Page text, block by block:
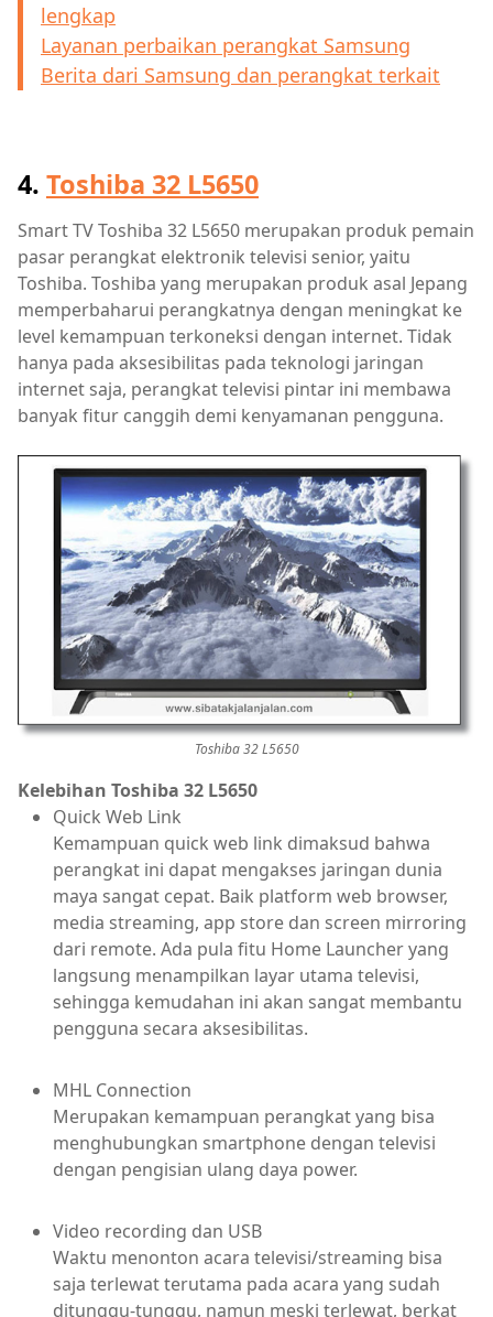
lengkap
Layanan perbaikan perangkat Samsung
Berita dari Samsung dan perangkat terkait
4. Toshiba 32 L5650
Smart TV Toshiba 32 L5650 merupakan produk pemain
pasar perangkat elektronik televisi senior, yaitu
Toshiba. Toshiba yang merupakan produk asal Jepang
memperbaharui perangkatnya dengan meningkat ke
level kemampuan terkoneksi dengan internet. Tidak
hanya pada aksesibilitas pada teknologi jaringan
internet saja, perangkat televisi pintar ini membawa
banyak fitur canggih demi kenyamanan pengguna.
Toshiba 32 L5650
Kelebihan Toshiba 32 L5650
Quick Web Link
Kemampuan quick web link dimaksud bahwa
perangkat ini dapat mengakses jaringan dunia
maya sangat cepat. Baik platform web browser,
media streaming, app store dan screen mirroring
dari remote. Ada pula fitu Home Launcher yang
langsung menampilkan layar utama televisi,
sehingga kemudahan ini akan sangat membantu
pengguna secara aksesibilitas.
MHL Connection
Merupakan kemampuan perangkat yang bisa
menghubungkan smartphone dengan televisi
dengan pengisian ulang daya power.
Video recording dan USB
Waktu menonton acara televisi/streaming bisa
saja terlewat terutama pada acara yang sudah
ditunggu-tunggu, namun meski terlewat, berkat